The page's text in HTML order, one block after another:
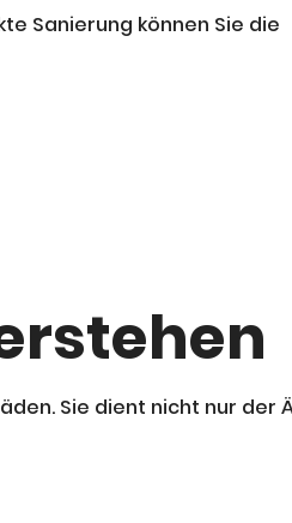
Sanierung können Sie die
Sie dient nicht nur der